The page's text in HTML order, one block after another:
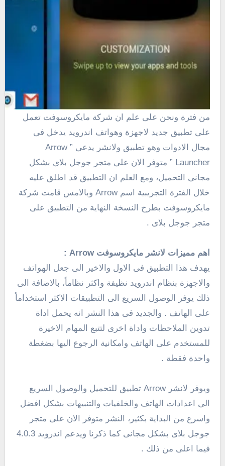
من فترة ونحن على علم ان شركة مايكروسوفت تعمل
على تطبيق جديد لاجهزة وهواتف اندرويد يدخل فى
مجال الادوات وهو تطبيق ولانشر يدعى ” Arrow
Launcher ” متوفر الان على متجر جوجل بلاى بشكل
مجانى التحميل، ومع العلم ان التطبيق قد اطلق عليه
خلال الفترة التجريبية اسم Arrow وبالامس قامت شركة
مايكروسوفت بطرح النسخة النهاية من التطبيق على
متجر جوجل بلاى .
اهم مميزات لانشر مايكروسوفت Arrow :
يهدف هذا التطبيق فى الاول والاخير الى جعل الهواتف
والاجهزة بنظام اندرويد نظيفة واكثر نظاماً، بالاضافة الى
ذلك يوفر الوصول السريع الى التطبيقات الاكثر استخداماً
على الهاتف . والجديد فى هذا النشر انه يحمل اداة
تدوين الملاحظات واداة اخرى لتتبع المهام الاخيرة
للمستخدم على الهاتف وامكانية الرجوع اليها بضغطة
واحدة فقطة .
ويوفر لانشر Arrow تطبيق للتحميل والوصول السريع
الى اعدادات الهاتف والخلفيات والتنبيهات بشكل افضل
واسرع من البداية بكثير، النشر متوفر الان على متجر
جوجل بلاى بشكل مجانى كما ذكرنا ويدعم اندرويد 4.0.3
فيما اعلى من ذلك .